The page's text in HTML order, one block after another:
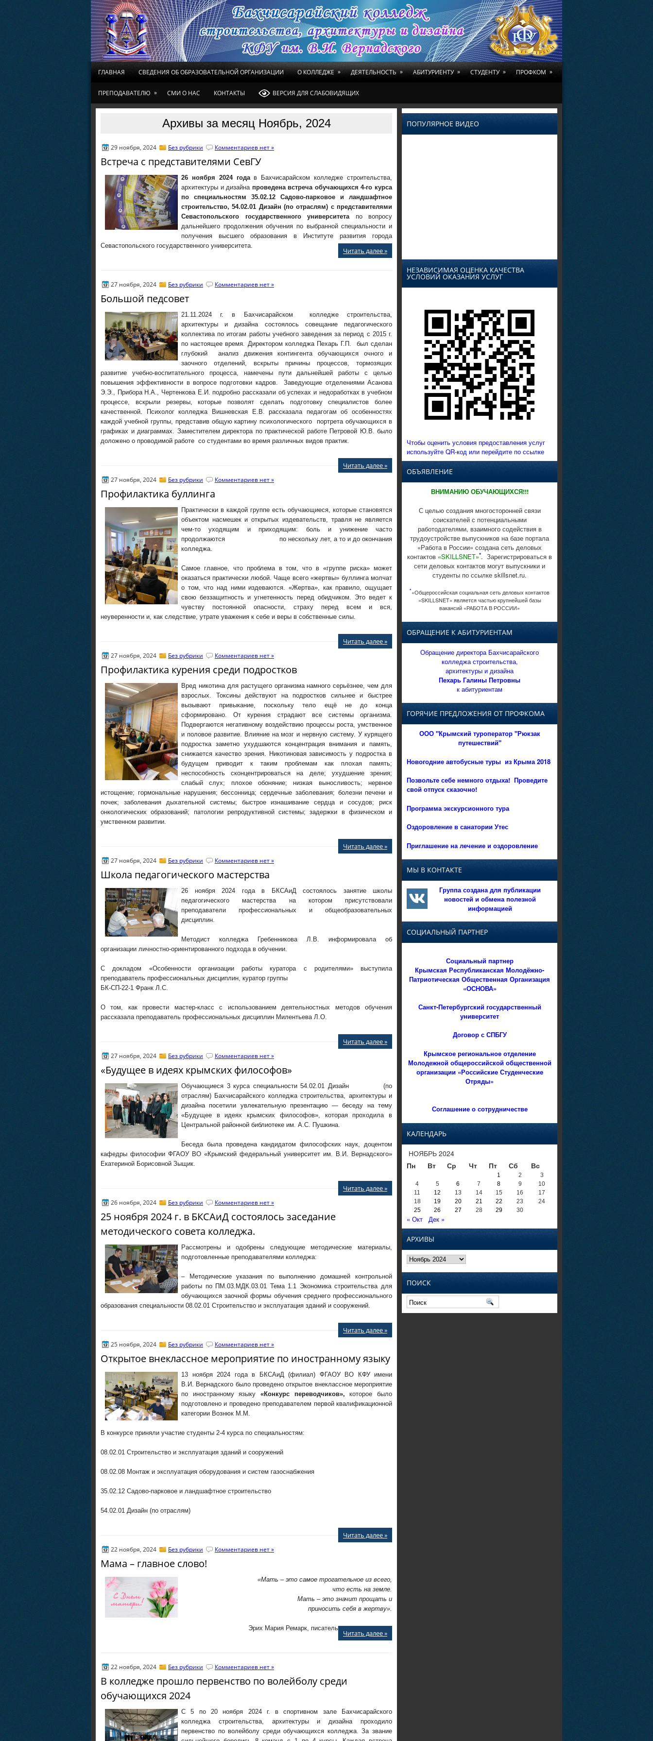
ГЛАВНАЯ СВЕДЕНИЯ ОБ ОБРАЗОВАТЕЛЬНОЙ ОРГАНИЗАЦИИ О КОЛЛЕДЖЕ » ДЕЯТЕЛЬНОСТЬ » АБИТУРИЕНТУ » СТУДЕНТУ » ПРОФКОМ »
ПРЕПОДАВАТЕЛЮ » СМИ О НАС КОНТАКТЫ ВЕРСИЯ ДЛЯ СЛАБОВИДЯЩИХ
Архивы за месяц Ноябрь, 2024
29 ноября, 2024 Без рубрики Комментариев нет »
Встреча с представителями СевГУ
26 ноября 2024 года в
Бахчисарайском колледже строительства,
архитектуры и дизайнапроведена встреча обучающихся 4-го курса
по специальностям 35.02.12 Садово-парковое и ландшафтное
строительство, 54.02.01 Дизайн (по отраслям) с представителями
Севастопольского государственного университета по вопросу
дальнейшего продолжения обучения по выбранной специальности и
получения высшего образования в Институте развития города
Севастопольского государственного университета.
Читать далее »
27 ноября, 2024 Без рубрики Комментариев нет »
Большой педсовет
21.11.2024 г. в Бахчисарайском колледже строительства,
архитектуры и дизайна состоялось совещание педагогического
коллектива по итогам работы учебного заведения за период с 2015 г.
по настоящее время. Директором колледжа Пехарь Г.П. был сделан
глубокий анализ движения контингента обучающихся очного и
заочного отделений, вскрыты причины процессов, тормозящих
развитие учебно-воспитательного процесса, намечены пути дальнейшей работы с целью
повышения эффективности в вопросе подготовки кадров. Заведующие отделениями Асанова
Э.Э., Прибора Н.А., Чертенкова Е.И. подробно рассказали об успехах и недоработках в учебном
процессе, вскрыли резервы, которые позволят сделать подготовку специалистов более
качественной. Психолог колледжа Вишневская Е.В. рассказала педагогам об особенностях
каждой учебной группы, представив общую картину психологического портрета обучающихся в
графиках и диаграммах. Заместителем директора по практической работе Петровой Ю.В. было
доложено о проводимой работе со студентами во время различных видов практик.
Читать далее »
27 ноября, 2024 Без рубрики Комментариев нет »
Профилактика буллинга
Практически в каждой группе есть обучающиеся, которые становятся
объектом насмешек и открытых издевательств, травля не является
чем-то уходящим и приходящим: боль и унижение часто
продолжаются по нескольку лет, а то и до окончания
колледжа.
Самое главное, что проблема в том, что в «группе риска» может
оказаться практически любой. Чаще всего «жертвы» буллинга молчат
о том, что над ними издеваются. «Жертва», как правило, ощущает
свою беззащитность и угнетенность перед обидчиком. Это ведет к
чувству постоянной опасности, страху перед всем и вся,
неуверенности и, как следствие, утрате уважения к себе и веры в собственные силы.
Читать далее »
27 ноября, 2024 Без рубрики Комментариев нет »
Профилактика курения среди подростков
Вред никотина для растущего организма намного серьёзнее, чем для
взрослых. Токсины действуют на подростков сильнее и быстрее
вызывают привыкание, поскольку тело ещё не до конца
сформировано. От курения страдают все системы организма.
Подвергаются негативному воздействию процессы роста, умственное
и половое развитие. Влияние на мозг и нервную систему. У курящего
подростка заметно ухудшаются концентрация внимания и память,
снижается качество зрения. Никотиновая зависимость у подростка в
будущем приводит к таким проблемам как плохая память;
неспособность сконцентрироваться на деле; ухудшение зрения;
слабый слух; плохое обоняние; низкая выносливость; нервное
истощение; гормональные нарушения; бессонница; сердечные заболевания; болезни печени и
почек; заболевания дыхательной системы; быстрое изнашивание сердца и сосудов; риск
онкологических образований; патологии репродуктивной системы; задержки в физическом и
умственном развитии.
Читать далее »
27 ноября, 2024 Без рубрики Комментариев нет »
Школа педагогического мастерства
26 ноября 2024 года в БКСАиД состоялось занятие школы
педагогического мастерства на котором присутствовали
преподаватели профессиональных и общеобразовательных
дисциплин.
Методист колледжа Гребенникова Л.В. информировала об
организации личностно-ориентированного подхода в обучении.
С докладом «Особенности организации работы куратора с родителями» выступила
преподаватель профессиональных дисциплин, куратор группы
БК-СП-22-1 Франк Л.С.
О том, как провести мастер-класс с использованием деятельностных методов обучения
рассказала преподаватель профессиональных дисциплин Милентьева Л.О.
Читать далее »
27 ноября, 2024 Без рубрики Комментариев нет »
«Будущее в идеях крымских философов»
Обучающиеся 3 курса специальности 54.02.01 Дизайн (по
отраслям) Бахчисарайского колледжа строительства, архитектуры и
дизайна посетили увлекательную презентацию — беседу на тему
«Будущее в идеях крымских философов», которая проходила в
Центральной районной библиотеке им. А.С. Пушкина.
Беседа была проведена кандидатом философских наук, доцентом
кафедры философии ФГАОУ ВО «Крымский федеральный университет им. В.И. Вернадского»
Екатериной Борисовной Зыщик.
Читать далее »
26 ноября, 2024 Без рубрики Комментариев нет »
25 ноября 2024 г. в БКСАиД состоялось заседание
методического совета колледжа.
Рассмотрены и одобрены следующие методические материалы,
подготовленные преподавателями колледжа:
– Методические указания по выполнению домашней контрольной
работы по ПМ.03.МДК.03.01 Тема 1.1 Экономика строительства для
обучающихся заочной формы обучения среднего профессионального
образования специальности 08.02.01 Строительство и эксплуатация зданий и сооружений.
Читать далее »
25 ноября, 2024 Без рубрики Комментариев нет »
Открытое внеклассное мероприятие по иностранному языку
13 ноября 2024 года в БКСАиД (филиал) ФГАОУ ВО КФУ имени
В.И. Вернадского было проведено открытое внеклассное мероприятие
по иностранному языку «Конкурс переводчиков»,которое было
подготовлено и проведено преподавателем первой квалификационной
категории Вознюк М.М.
В конкурсе приняли участие студенты 2-4 курса по специальностям:
08.02.01 Строительство и эксплуатация зданий и сооружений
08.02.08 Монтаж и эксплуатация оборудования и систем газоснабжения
35.02.12 Садово-парковое и ландшафтное строительство
54.02.01 Дизайн (по отраслям)
Читать далее »
22 ноября, 2024 Без рубрики Комментариев нет »
Мама – главное слово!
«Мать – это самое трогательное из всего,
что есть на земле.
Мать – это значит прощать и
приносить себя в жертву».
Эрих Мария Ремарк, писатель
Читать далее »
22 ноября, 2024 Без рубрики Комментариев нет »
В колледже прошло первенство по волейболу среди
обучающихся 2024
С 5 по 20 ноября 2024 г. в спортивном зале Бахчисарайского
колледжа строительства, архитектуры и дизайна проходило
первенство по волейболу среди обучающихся колледжа. За звание
ПОПУЛЯРНОЕ ВИДЕО
НЕЗАВИСИМАЯ ОЦЕНКА КАЧЕСТВА
УСЛОВИЙ ОКАЗАНИЯ УСЛУГ
Чтобы оценить условия предоставления услуг
используйте QR-код или перейдите по ссылке
ОБЪЯВЛЕНИЕ
ВНИМАНИЮ ОБУЧАЮЩИХСЯ!!!
С целью создания многосторонней связи
соискателей с потенциальными
работодателями, взаимного содействия в
трудоустройстве выпускников на базе портала
«Работа в России» создана сеть деловых
контактов «SKILLSNET»*. Зарегистрироваться в
сети деловых контактов могут выпускники и
студенты по ссылке skillsnet.ru.
*«Общероссийская социальная сеть деловых контактов
«SKILLSNET» является частью крупнейшей базы
вакансий «РАБОТА В РОССИИ»
ОБРАЩЕНИЕ К АБИТУРИЕНТАМ
Обращение директора Бахчисарайского
колледжа строительства,
архитектуры и дизайна
Пехарь Галины Петровны
к абитуриентам
ГОРЯЧИЕ ПРЕДЛОЖЕНИЯ ОТ ПРОФКОМА
ООО "Крымский туроператор "Рюкзак
путешествий"
Новогодние автобусные туры из Крыма 2018
Позвольте себе немного отдыха! Проведите
свой отпуск сказочно!
Программа экскурсионного тура
Оздоровление в санатории Утес
Приглашение на лечение и оздоровление
МЫ В КОНТАКТЕ
Группа создана для публикации
новостей и обмена полезной
информацией
СОЦИАЛЬНЫЙ ПАРТНЕР
Социальный партнер
Крымская Республиканская Молодёжно-
Патриотическая Общественная Организация
«ОСНОВА»
Санкт-Петербургский государственный
университет
Договор с СПБГУ
Крымское региональное отделение
Молодежной общероссийской общественной
организации «Российские Студенческие
Отряды»
Соглашение о сотрудничестве
КАЛЕНДАРЬ
НОЯБРЬ 2024
Пн
Вт Ср Чт Пт Сб Вс
1 2
3
4
5 6 7 8 9
10
11
12 13 14 15 16
17
18
19 20 21 22 23
24
25
26 27 28 29 30
« Окт Дек »
АРХИВЫ
Архивы
ПОИСК